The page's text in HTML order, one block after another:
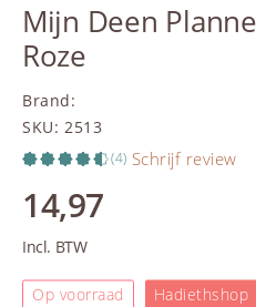
Mijn Deen
Roze
Brand:
SKU: 2513
(4) Schrijf review
14,97
Incl. BTW
Op voorraad Hadiethshop